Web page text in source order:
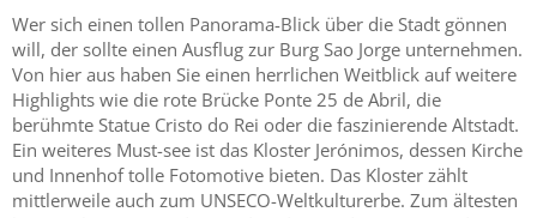
Wer sich einen tollen Panorama-Blick über die Stadt gönnen
will, der sollte einen Ausflug zur Burg Sao Jorge unternehmen.
Von hier aus haben Sie einen herrlichen Weitblick auf weitere
Highlights wie die rote Brücke Ponte 25 de Abril, die
berühmte Statue Cristo do Rei oder die faszinierende Altstadt.
Ein weiteres Must-see ist das Kloster Jerónimos, dessen Kirche
und Innenhof tolle Fotomotive bieten. Das Kloster zählt
mittlerweile auch zum UNSECO-Weltkulturerbe. Zum ältesten